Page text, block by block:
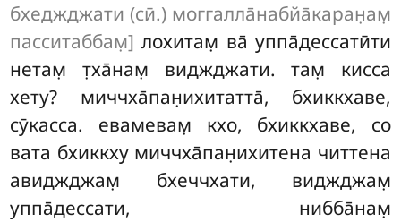
бхеджджати (сӣ.) моггалла̄набйа̄каран̣ам̣
пасситаббам̣] лохитам̣ ва̄ уппа̄дессатӣти
нетам̣ т̣ха̄нам̣ виджджати. там̣ кисса
хету? миччха̄пан̣ихитатта̄, бхиккхаве,
сӯкасса. евамевам̣ кхо, бхиккхаве, со
вата бхиккху миччха̄пан̣ихитена читтена
авиджджам̣ бхеччхати, виджджам̣
уппа̄дессати, нибба̄нам̣